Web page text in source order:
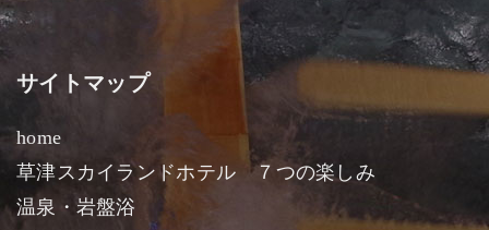
サイトマップ
home
草津スカイランドホテル ７つの楽しみ
温泉・岩盤浴